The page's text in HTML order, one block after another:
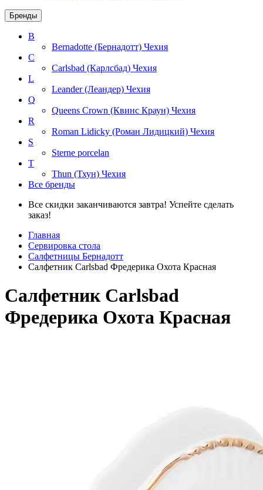
Бренды
B
Bernadotte (Бернадотт) Чехия
C
Carlsbad (Карлсбад) Чехия
L
Leander (Леандер) Чехия
Q
Queens Crown (Квинс Краун) Чехия
R
Roman Lidicky (Роман Лидицкий) Чехия
S
Sterne porcelan
T
Thun (Тхун) Чехия
Все бренды
Все скидки заканчиваются завтра! Успейте сделать
заказ!
Главная
Сервировка стола
Салфетницы Бернадотт
Салфетник Carlsbad Фредерика Охота Красная
Салфетник Carlsbad
Фредерика Охота Красная